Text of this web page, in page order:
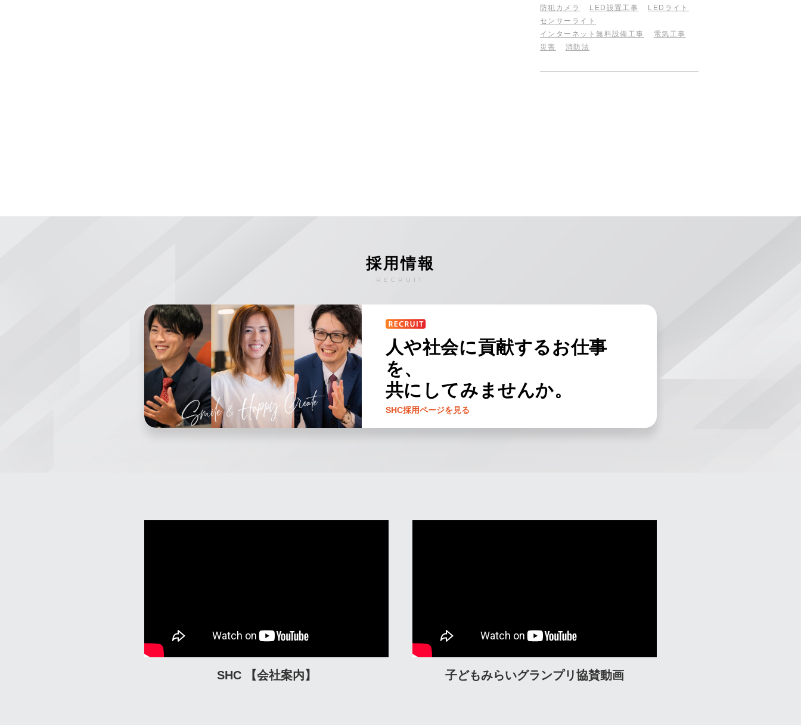
防犯カメラ LED設置工事
LEDライト
センサーライト
インターネット無料設備工事
電気工事
災害
消防法
採用情報
RECRUIT
人や社会に貢献するお仕事
を、
共にしてみませんか。
SHC採用ページを見る
SHC 【会社案内】 子どもみらいグランプリ協賛動画